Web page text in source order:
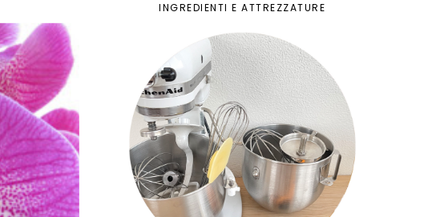
INGREDIENTI E ATTREZZATURE